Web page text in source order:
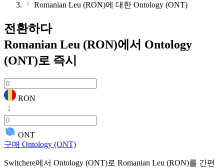
Romanian Leu (RON)에 대한 Ontology (ONT)
전환하다
Romanian Leu (RON)에서 Ontology
(ONT)로 즉시
RON
ONT
구매 Ontology (ONT)
Switchere에서 Ontology (ONT)로 Romanian Leu (RON)를 간편